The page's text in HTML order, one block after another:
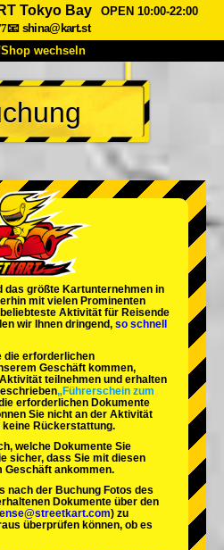
Tokyo Bay
OPEN 10:00-22:00
📧 shina@kart.st
Shop wechseln
START
Preise
Buchung
wechseln
Tokio Akihabara#1
Tokio Bucht
Osaka
das größte Kartunternehmen in
mit vielen Prominenten
beliebteste Aktivität für Reisende
wir Ihnen dringend, so schnell
die erforderlichen
Geschäft kommen,
teilnehmen und erhalten
„Führerschein zum
erforderlichen Dokumente
Sie nicht an der Aktivität
Rückerstattung.
welche Dokumente Sie
sicher, dass Sie mit diesen
Geschäft ankommen.
nach der Buchung Fotos des
Dokumente über den
) zu
überprüfen können, ob es